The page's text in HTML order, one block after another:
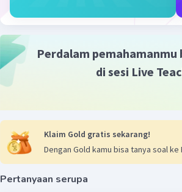
Perdalam
di sesi Live
Klaim Gold gratis sekarang!
Dengan Gold kamu bisa tanya soal
Pertanyaan serupa